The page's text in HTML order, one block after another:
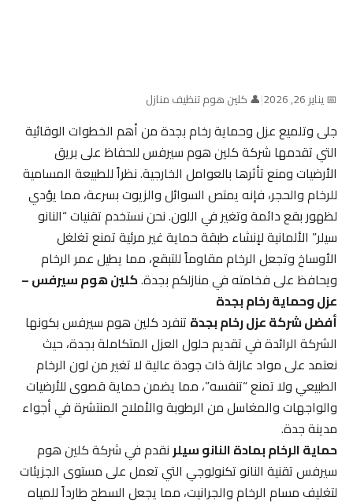
📅 يناير 26, 2026 |👤 كلين هوم تنظيف منازل
جلى وتلميع عزل وحماية رخام بجدة من أهم الخطوات الوقائية
التي تقدمها شركة كلين هوم سيرفس للحفاظ على بريق
الأرضيات ومنع تأثرها بالعوامل الخارجية. نظراً للطبيعة المسامية
للرخام والحجر، فإنه يمتص السوائل والزيوت بسرعة، مما يؤدي
لظهور بقع دائمة وتغير في اللون. نحن نستخدم تقنيات “النانو
سيلر” الألمانية لإنشاء طبقة حماية غير مرئية تمنع تغلغل
الأوساخ وتجعل الرخام مقاوماً للتبقع، مما يطيل عمر الرخام
ويحافظ على فخامته في منازلكم بجدة.كلين هوم سيرفس –
عزل وحماية رخام بجدة
أفضل شركة عزل رخام بجدةتنفرد كلين هوم سيرفس بكونها
الشركة الرائدة في تقديم حلول العزل المتكاملة بجدة، حيث
نعتمد على مواد عازلة ذات جودة عالية لا تغير من لون الرخام
الطبيعي ولا تمنع “تنفسه”، مما يضمن حماية قصوى للأرضيات
والواجهات والمغاسل من الرطوبة والأملاح المنتشرة في أجواء
مدينة جدة.
حماية الرخام بمادة النانو سيلرنقدم في شركة كلين هوم
سيرفس تقنية النانو تكنولوجي التي تعمل على مستوى الجزيئات
لتغليف مسام الرخام والجرانيت، مما يجعل السطح طارداً للمياه